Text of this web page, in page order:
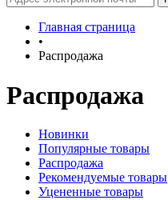
Главная страница
•
Распродажа
Распродажа
Новинки
Популярные товары
Распродажа
Рекомендуемые товары
Уцененные товары